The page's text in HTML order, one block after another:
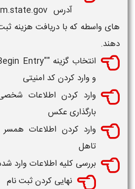
آدرس
های واسطه که با دریافت هزینه
دهند.
انتخاب گزینه "Entry"
و وارد کردن کد امنیتی
وارد کردن اطلاعات
بارگذاری عکس
وارد کردن اطلاعات
تاهل
بررسی کلیه اطلاعات وارد شده
نهایی کردنثبت نام